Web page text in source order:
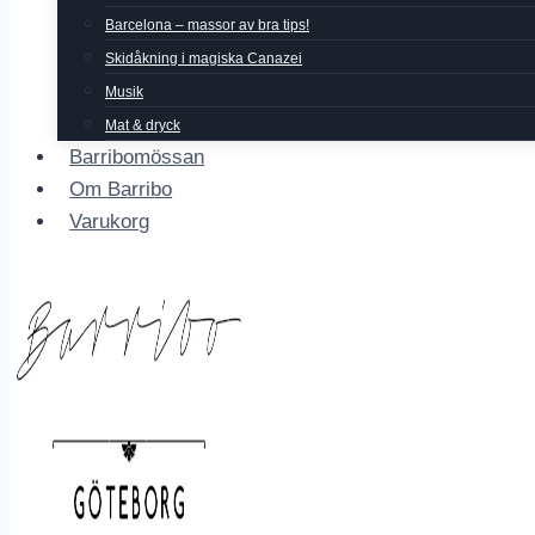
Barcelona – massor av bra tips!
Skidåkning i magiska Canazei
Musik
Mat & dryck
Barribomössan
Om Barribo
Varukorg